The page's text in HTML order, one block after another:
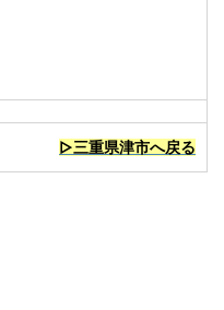
▷三重県津市へ戻る